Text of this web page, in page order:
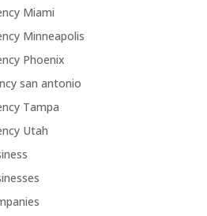
Miami
Minneapolis
Phoenix
san antonio
Tampa
Utah